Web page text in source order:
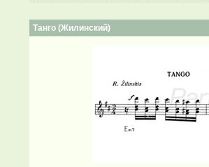
Танго (Жилинский)